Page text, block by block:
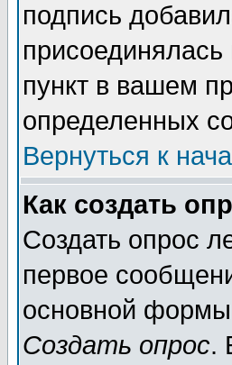
подпись
пункт в вашем
определенных
Вернуться к
Как создать
Создать опрос
первое
основной
Создать опрос.